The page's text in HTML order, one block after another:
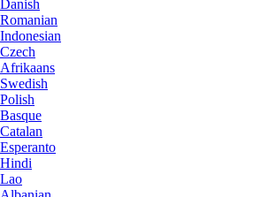
Danish
Romanian
Indonesian
Czech
Afrikaans
Swedish
Polish
Basque
Catalan
Esperanto
Hindi
Lao